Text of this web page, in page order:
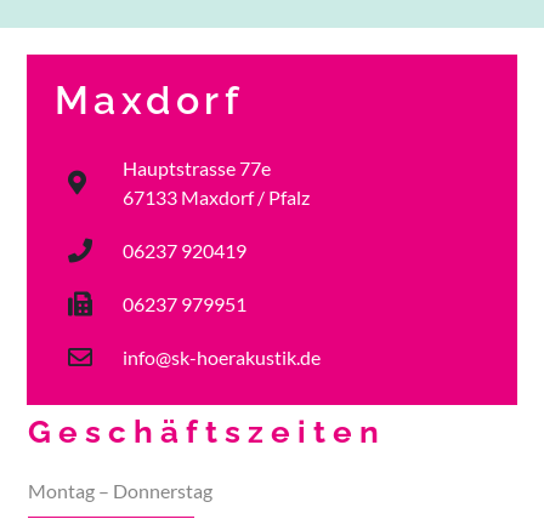
Standort Maxdorf
Maxdorf
Hauptstrasse 77e
67133 Maxdorf / Pfalz
06237 920419
06237 979951
info@sk-hoerakustik.de
Geschäftszeiten
Montag – Donnerstag